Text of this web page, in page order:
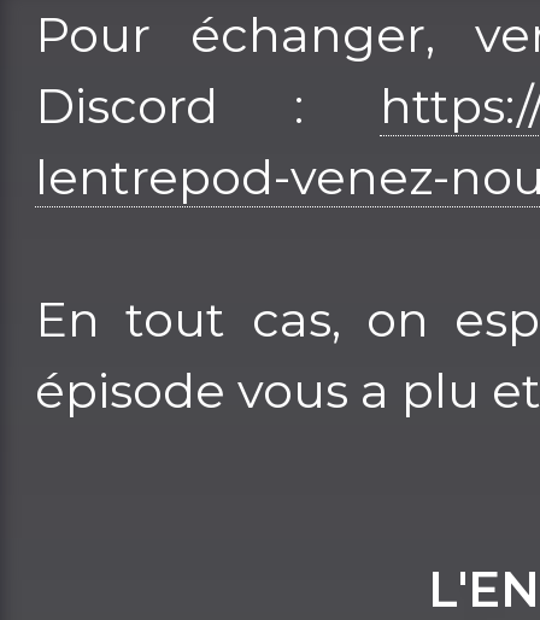
Pour échanger,
Discord :
lentrepod-venez-
En tout cas, on
épisode vous a plu